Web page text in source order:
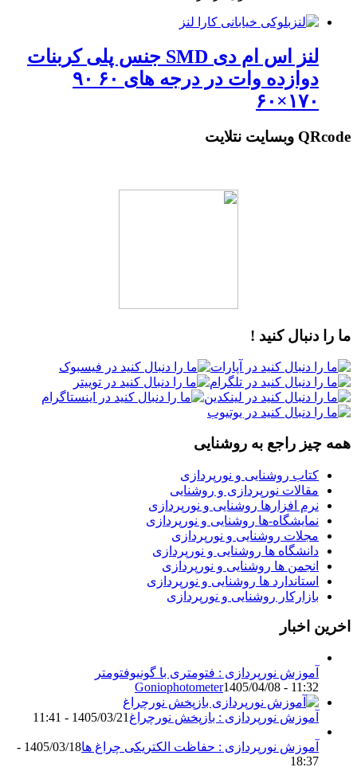
لنز اس ام دی SMD جنس پلی کربنات
دوازده وات در درجه های ۶۰ ۹۰
۱۷۰×۶۰
QRcode وبسایت نتلایت
ما را دنبال کنید !
همه چیز راجع به روشنایی
کتاب روشنایی و نورپردازی
مقالات نورپردازی و روشنایی
نرم افزارها روشنایی و نورپردازی
نمایشگاه-ها روشنایی و نورپردازی
مجلات روشنایی و نورپردازی
دانشگاه ها روشنایی و نورپردازی
انجمن ها روشنایی و نورپردازی
استاندارد ها روشنایی و نورپردازی
بازارکار روشنایی و نورپردازی
اخرین اخبار
آموزش نورپردازی : فتومتری با گونیوفتومتر
Goniophotometer1405/04/08 - 11:32
آموزش نورپردازی : بازپخش نورچراغ 1405/03/21 - 11:41
آموزش نورپردازی : حفاظت الکتریکی چراغ ها
1405/03/18 -
18:37